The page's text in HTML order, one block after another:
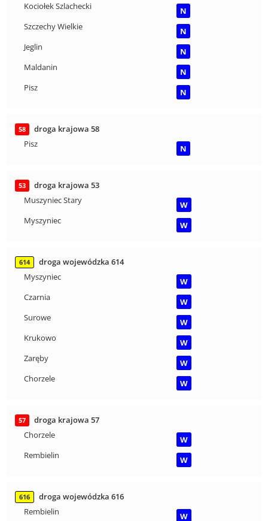
Kociołek Szlachecki
N
Szczechy Wielkie
N
Jeglin
N
Maldanin
N
Pisz
N
58
droga krajowa 58
Pisz
N
53
droga krajowa 53
Muszyniec Stary
W
Myszyniec
W
614
droga wojewódzka 614
Myszyniec
W
Czarnia
W
Surowe
W
Krukowo
W
Zaręby
W
Chorzele
W
57
droga krajowa 57
Chorzele
W
Rembielin
W
616
droga wojewódzka 616
Rembielin
W